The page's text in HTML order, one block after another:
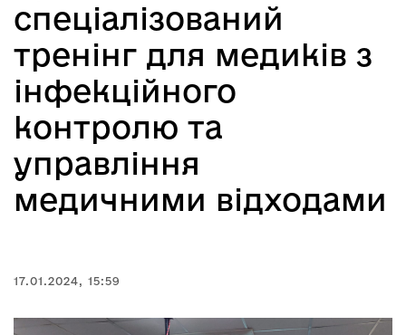
спеціалізований
тренінг для медиків з
інфекційного
контролю та
управління
медичними відходами
17.01.2024, 15:59